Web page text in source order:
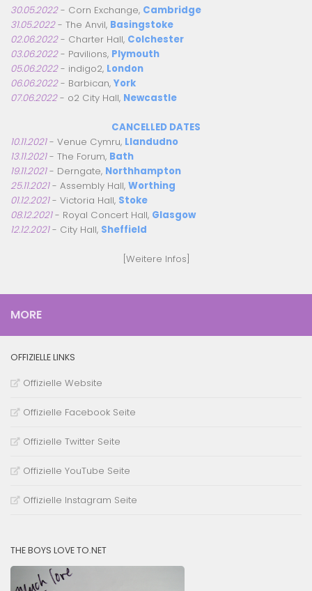
30.05.2022- Corn Exchange, Cambridge
31.05.2022- The Anvil, Basingstoke
02.06.2022- Charter Hall, Colchester
03.06.2022- Pavilions, Plymouth
05.06.2022- indigo2, London
06.06.2022- Barbican, York
07.06.2022- o2 City Hall, Newcastle
CANCELLED DATES
10.11.2021- Venue Cymru, Llandudno
13.11.2021- The Forum, Bath
19.11.2021- Derngate, Northhampton
25.11.2021- Assembly Hall, Worthing
01.12.2021- Victoria Hall, Stoke
08.12.2021- Royal Concert Hall, Glasgow
12.12.2021- City Hall, Sheffield
[Weitere Infos]
MORE
OFFIZIELLE LINKS
Offizielle Website
Offizielle Facebook Seite
Offizielle Twitter Seite
Offizielle YouTube Seite
Offizielle Instagram Seite
THE BOYS LOVE TO.NET